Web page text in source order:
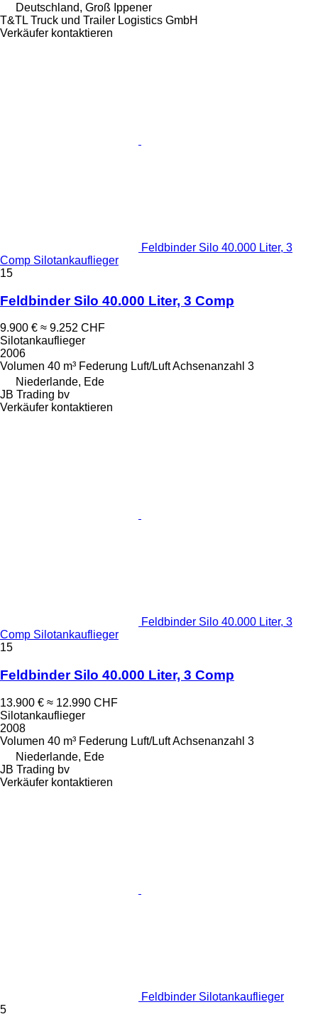
Deutschland, Groß Ippener
T&TL Truck und Trailer Logistics GmbH
Verkäufer kontaktieren
Feldbinder Silo 40.000 Liter, 3
Comp Silotankauflieger
15
Feldbinder Silo 40.000 Liter, 3 Comp
9.900 € ≈ 9.252 CHF
Silotankauflieger
2006
Volumen 40 m³ Federung Luft/LuftAchsenanzahl 3
Niederlande, Ede
JB Trading bv
Verkäufer kontaktieren
Feldbinder Silo 40.000 Liter, 3
Comp Silotankauflieger
15
Feldbinder Silo 40.000 Liter, 3 Comp
13.900 € ≈ 12.990 CHF
Silotankauflieger
2008
Volumen 40 m³ Federung Luft/LuftAchsenanzahl 3
Niederlande, Ede
JB Trading bv
Verkäufer kontaktieren
Feldbinder Silotankauflieger
5